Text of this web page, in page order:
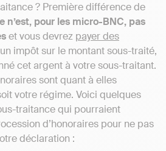
? Première différence de
n’est, pour les micro-BNC, pas
et vous devrez payer des
impôt sur le montant sous-traité,
cet argent à votre sous-traitant.
sont quant à elles
votre régime. Voici quelques
traitance qui pourraient
d’honoraires pour ne pas
déclaration :